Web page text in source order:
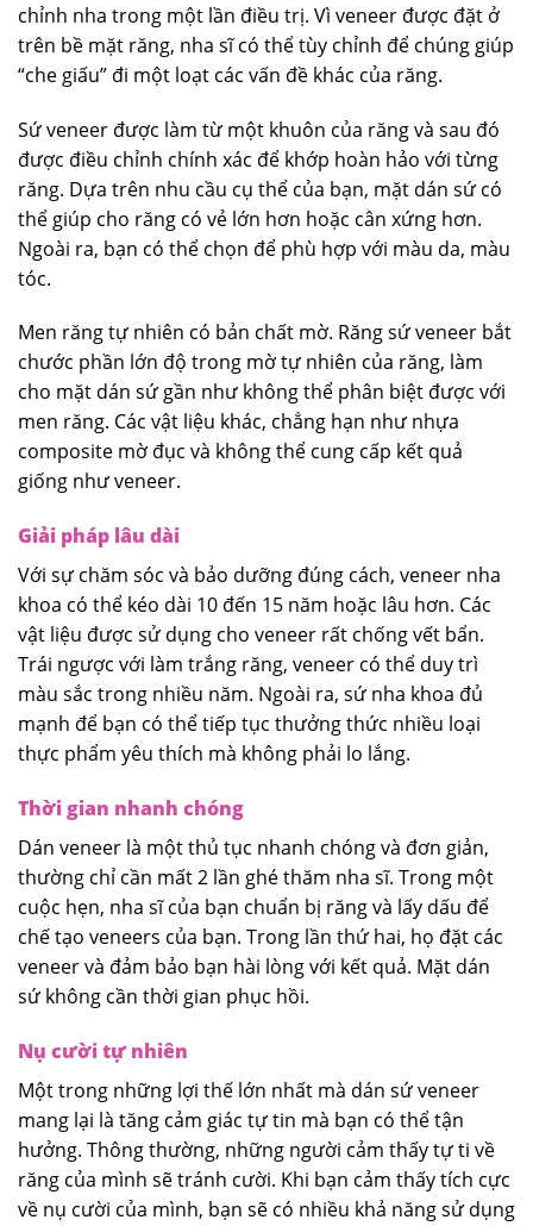
chỉnh nha trong một lần điều trị. Vì veneer được đặt ở
trên bề mặt răng, nha sĩ có thể tùy chỉnh để chúng giúp
“che giấu” đi một loạt các vấn đề khác của răng.
Sứ veneer được làm từ một khuôn của răng và sau đó
được điều chỉnh chính xác để khớp hoàn hảo với từng
răng. Dựa trên nhu cầu cụ thể của bạn, mặt dán sứ có
thể giúp cho răng có vẻ lớn hơn hoặc cân xứng hơn.
Ngoài ra, bạn có thể chọn để phù hợp với màu da, màu
tóc.
Men răng tự nhiên có bản chất mờ. Răng sứ veneer bắt
chước phần lớn độ trong mờ tự nhiên của răng, làm
cho mặt dán sứ gần như không thể phân biệt được với
men răng. Các vật liệu khác, chẳng hạn như nhựa
composite mờ đục và không thể cung cấp kết quả
giống như veneer.
Giải pháp lâu dài
Với sự chăm sóc và bảo dưỡng đúng cách, veneer nha
khoa có thể kéo dài 10 đến 15 năm hoặc lâu hơn. Các
vật liệu được sử dụng cho veneer rất chống vết bẩn.
Trái ngược với làm trắng răng, veneer có thể duy trì
màu sắc trong nhiều năm. Ngoài ra, sứ nha khoa đủ
mạnh để bạn có thể tiếp tục thưởng thức nhiều loại
thực phẩm yêu thích mà không phải lo lắng.
Thời gian nhanh chóng
Dán veneer là một thủ tục nhanh chóng và đơn giản,
thường chỉ cần mất 2 lần ghé thăm nha sĩ. Trong một
cuộc hẹn, nha sĩ của bạn chuẩn bị răng và lấy dấu để
chế tạo veneers của bạn. Trong lần thứ hai, họ đặt các
veneer và đảm bảo bạn hài lòng với kết quả. Mặt dán
sứ không cần thời gian phục hồi.
Nụ cười tự nhiên
Một trong những lợi thế lớn nhất mà dán sứ veneer
mang lại là tăng cảm giác tự tin mà bạn có thể tận
hưởng. Thông thường, những người cảm thấy tự ti về
răng của mình sẽ tránh cười. Khi bạn cảm thấy tích cực
về nụ cười của mình, bạn sẽ có nhiều khả năng sử dụng